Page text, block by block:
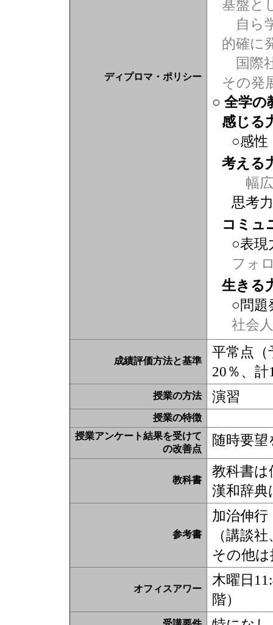
ディプロマ・ポリシー
基盤と
自ら
的確に
国際
その発
○ 全学の
感じる
○感性
考える
幅
思考力
コミュ
○表現
フォ
生きる
○問題
社会
成績評価方法と基準
平常点（
20％、
授業の方法 演習
授業の特徴
授業アンケート結果を受けて
の改善点
随時要
教科書
教科書は
漢和辞
参考書
加治伸
（講談
その他
オフィスアワー
木曜日
階）